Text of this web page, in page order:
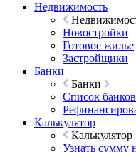
Недвижимость
Новостройки
Готовое жилье
Застройщики
Банки
Банки
Список банков
Калькулятор
Калькулятор
Узнать сумму